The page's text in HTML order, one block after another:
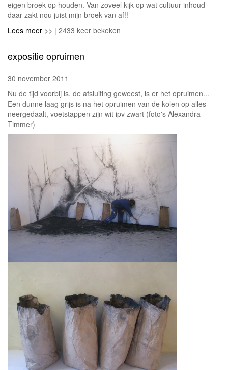
eigen broek op houden. Van zoveel kijk op wat cultuur inhoud
daar zakt nou juist mijn broek van af!!
Lees meer >> | 2433 keer bekeken
expositie opruimen
30 november 2011
Nu de tijd voorbij is, de afsluiting geweest, is er het opruimen...
Een dunne laag grijs is na het opruimen van de kolen op alles
neergedaalt, voetstappen zijn wit ipv zwart (foto's Alexandra
Timmer)